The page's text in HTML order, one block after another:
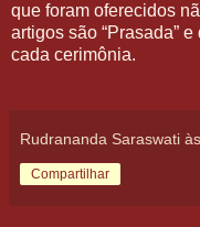
que foram oferecidos
artigos são “Prasada”
cada cerimônia.
Rudrananda Saraswati às
Compartilhar